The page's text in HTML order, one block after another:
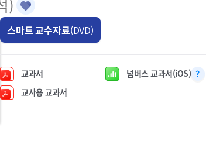
)
스마트 교수자료(DVD)
교과서
교사용 교과서
넘버스 교과서(iOS)